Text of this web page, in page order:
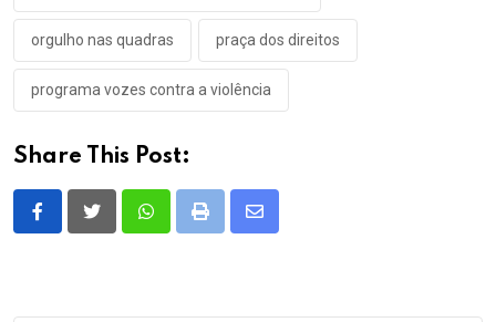
orgulho nas quadras praça dos direitos
programa vozes contra a violência
Share This Post:
WhatsappPrint
Share